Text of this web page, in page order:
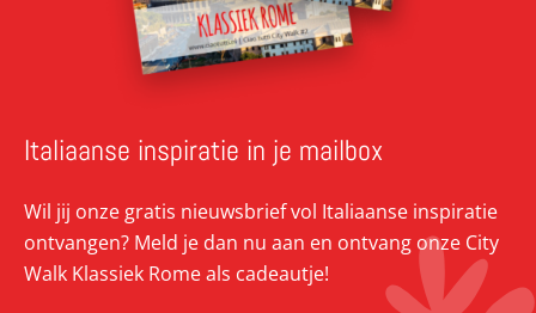
Italiaanse inspiratie in je mailbox
Wil jij onze gratis nieuwsbrief vol Italiaanse inspiratie
ontvangen? Meld je dan nu aan en ontvang onze City
Walk Klassiek Rome als cadeautje!